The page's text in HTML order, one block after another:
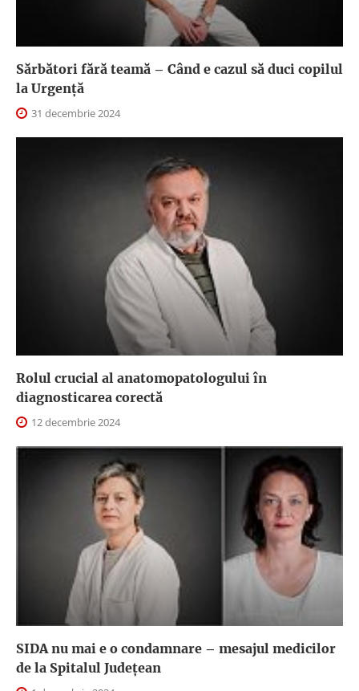
Sărbători fără teamă – Când e cazul să duci copilul
la Urgență
31 decembrie 2024
Rolul crucial al anatomopatologului în
diagnosticarea corectă
12 decembrie 2024
SIDA nu mai e o condamnare – mesajul medicilor
de la Spitalul Județean